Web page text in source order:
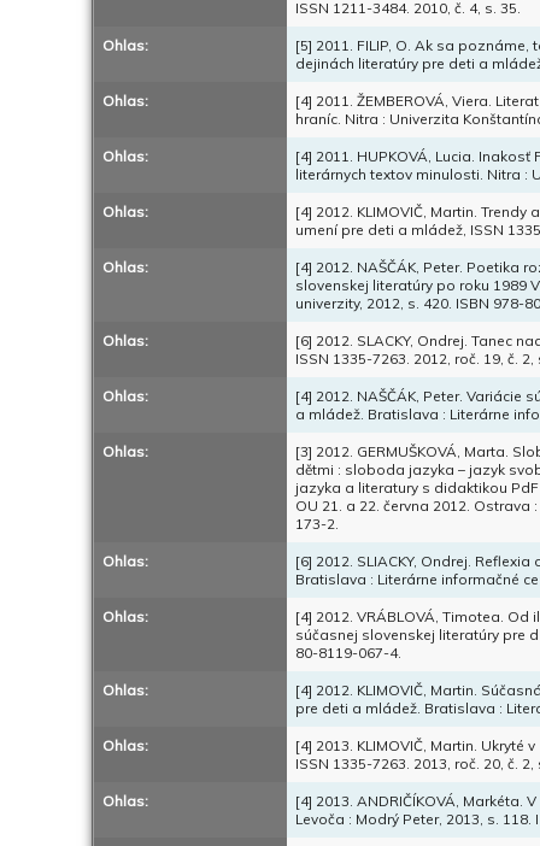
ISSN 1211-3484. 2010, č. 4, s. 35.
Ohlas:
[5] 2011. FILIP, O. Ak sa
dejinách literatúry pre deti a
Ohlas:
[4] 2011. ŽEMBEROVÁ, Viera.
hraníc. Nitra : Univerzita
Ohlas:
[4] 2011. HUPKOVÁ, Lucia.
literárnych textov minulosti. Nitra :
Ohlas:
[4] 2012. KLIMOVIČ, Martin.
umení pre deti a mládež, ISSN
Ohlas:
[4] 2012. NAŠČÁK, Peter. Poetika
slovenskej literatúry po roku 1989
univerzity, 2012, s. 420. ISBN 978-
Ohlas:
[6] 2012. SLACKY, Ondrej. Tanec
ISSN 1335-7263. 2012, roč. 19, č. 2,
Ohlas:
[4] 2012. NAŠČÁK, Peter.
a mládež. Bratislava : Literárne
Ohlas:
[3] 2012. GERMUŠKOVÁ, Marta.
dětmi : sloboda jazyka – jazyk
jazyka a literatury s didaktikou
OU 21. a 22. června 2012.
173-2.
Ohlas:
[6] 2012. SLIACKY, Ondrej.
Bratislava : Literárne informačné
Ohlas:
[4] 2012. VRÁBLOVÁ, Timotea.
súčasnej slovenskej literatúry pre
80-8119-067-4.
Ohlas:
[4] 2012. KLIMOVIČ, Martin.
pre deti a mládež. Bratislava :
Ohlas:
[4] 2013. KLIMOVIČ, Martin.
ISSN 1335-7263. 2013, roč. 20, č. 2,
Ohlas:
[4] 2013. ANDRIČÍKOVÁ, Markéta.
Levoča : Modrý Peter, 2013, s.